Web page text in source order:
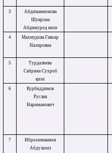
3
Абдиманнонова
Шукрона
Абдимурод кизи
4
Махмудова Гавхар
Назировна
5
Турдалиева
Сабрина Сухроб
қизи
6
Курбиддинов
Руслан
Нариманович
7
Иброхимжанов
Абдулазиз